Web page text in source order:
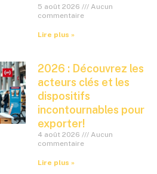
5 août 2026
Aucun
commentaire
Lire plus »
2026 : Découvrez les
acteurs clés et les
dispositifs
incontournables pour
exporter!
4 août 2026
Aucun
commentaire
Lire plus »